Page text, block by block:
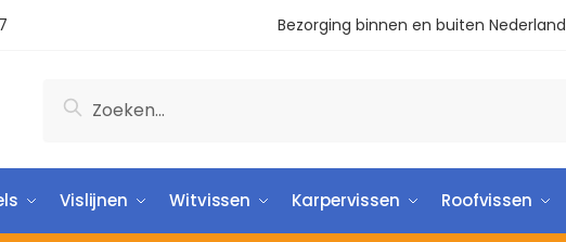
Bezorging binnen en buiten Nederland
Zoeken
Vislijnen Witvissen Karpervissen Roofvissen